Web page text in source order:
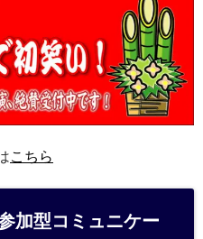
こちら
加型コミュニケー